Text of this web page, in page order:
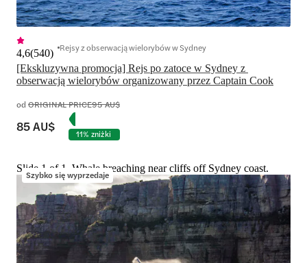
[Ekskluzywna promocja] Rejs po zatoce w Sydney z
obserwacją wielorybów organizowany przez Captain Cook
4,6(540) Rejsy z obserwacją wielorybów w Sydney
od ORIGINAL PRICE95 AU$
85 AU$ 11% zniżki
Szybko się wyprzedaje
Slide 1 of 1, Whale breaching near cliffs off Sydney coast.